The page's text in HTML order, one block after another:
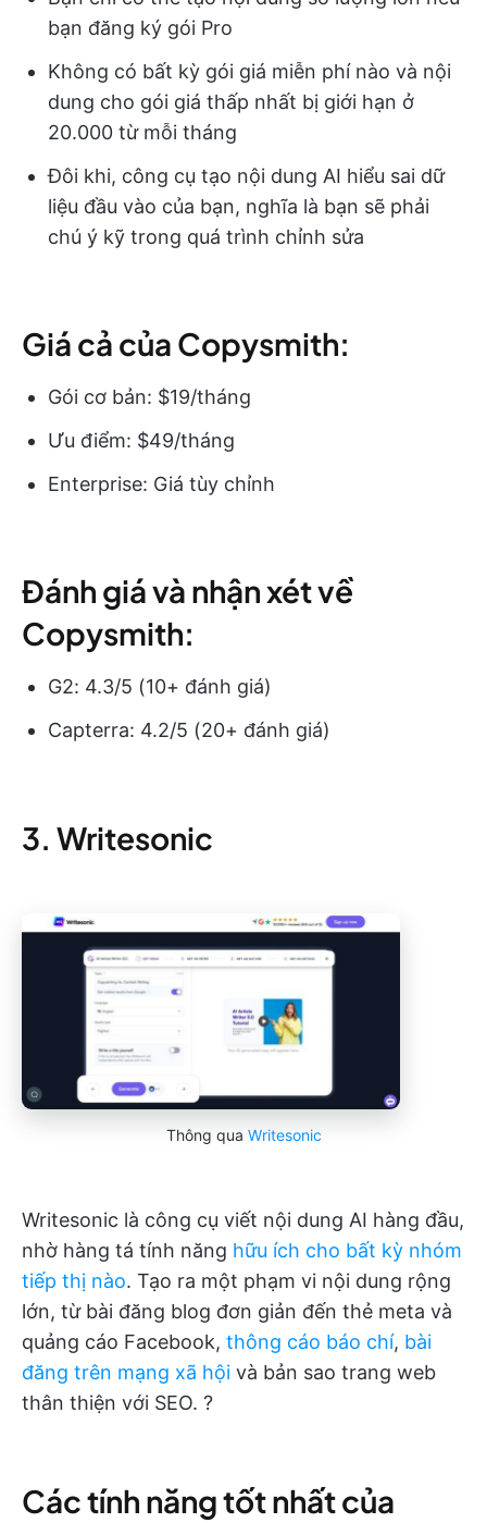
bạn đăng ký gói Pro
Không có bất kỳ gói giá miễn phí nào và nội
dung cho gói giá thấp nhất bị giới hạn ở
20.000 từ mỗi tháng
Đôi khi, công cụ tạo nội dung AI hiểu sai dữ
liệu đầu vào của bạn, nghĩa là bạn sẽ phải
chú ý kỹ trong quá trình chỉnh sửa
Giá cả của Copysmith:
Gói cơ bản: $19/tháng
Ưu điểm: $49/tháng
Enterprise: Giá tùy chỉnh
Đánh giá và nhận xét về
Copysmith:
G2: 4.3/5 (10+ đánh giá)
Capterra: 4.2/5 (20+ đánh giá)
3. Writesonic
Thông qua Writesonic
Writesonic là công cụ viết nội dung AI hàng đầu,
nhờ hàng tá tính năng hữu ích cho bất kỳ nhóm
tiếp thị nào. Tạo ra một phạm vi nội dung rộng
lớn, từ bài đăng blog đơn giản đến thẻ meta và
quảng cáo Facebook, thông cáo báo chí, bài
đăng trên mạng xã hội và bản sao trang web
thân thiện với SEO. ?
Các tính năng tốt nhất của